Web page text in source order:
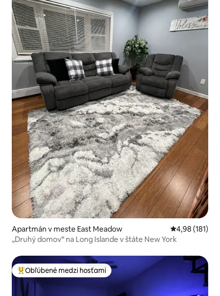
Apartmán v meste East Meadow Priemerné
4,98 (181)
„Druhý domov“ na Long Islande v štáte New York
Najobľúbenejšie medzi hosťami
Obľúbené medzi hosťami